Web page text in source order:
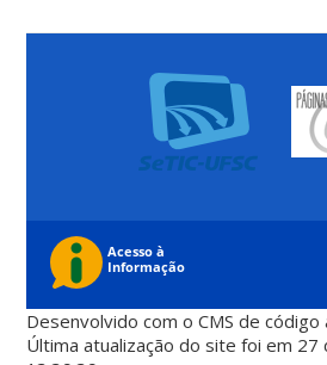
Desenvolvido com o CMS de
Última atualização do site foi em 27